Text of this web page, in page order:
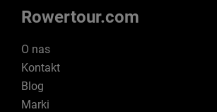
Rowertour.com
O nas
Kontakt
Blog
Marki